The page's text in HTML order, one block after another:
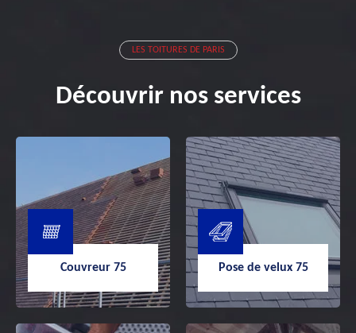
LES TOITURES DE PARIS
Découvrir nos services
Couvreur 75 Pose de velux 75